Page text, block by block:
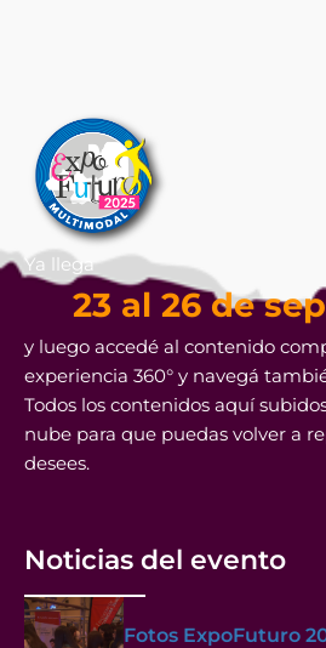
Ya llega
23 al 26 de
y luego accedé al contenido
experiencia 360° y navegá
Todos los contenidos aquí
nube para que puedas volver a
desees.
Noticias del evento
Fotos ExpoFuturo